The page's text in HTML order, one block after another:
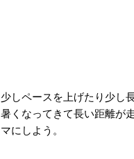
少しペースを上げたり少し
暑くなってきて長い距離が
マにしよう。